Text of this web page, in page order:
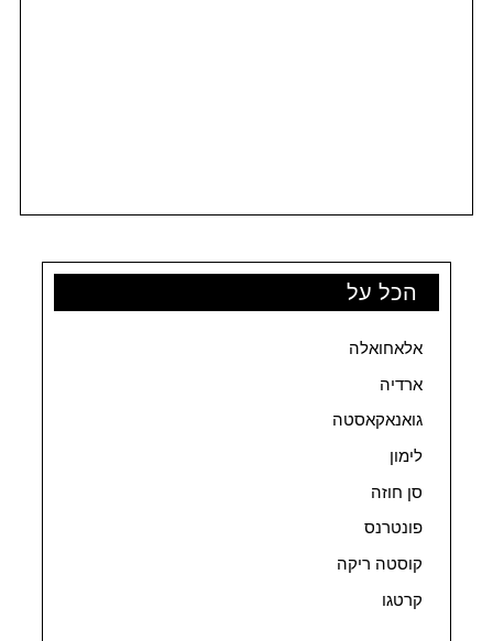
הכל על
אלאחואלה
ארדיה
גואנאקאסטה
לימון
סן חוזה
פונטרנס
קוסטה ריקה
קרטגו